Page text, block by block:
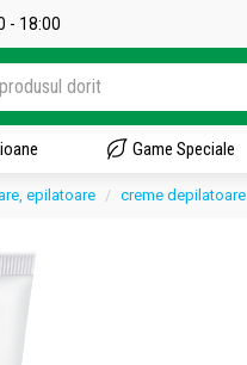
- 18:00
Game Speciale
epilatoare creme depilatoare